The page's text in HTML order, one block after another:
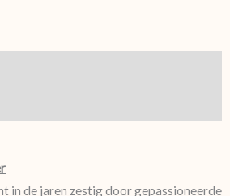
in de jaren zestig door gepassioneerde